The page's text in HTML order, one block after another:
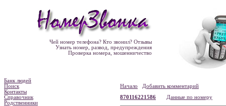
Чей номер телефона? Кто звонил? Отзывы
Узнать номер, развод, предупреждения
Проверка номера, мошенничество
Банк людей
Поиск
Контакты
Справочник
Родственники
Начало
Добавить комментарий
870116221586
Данные по номеру